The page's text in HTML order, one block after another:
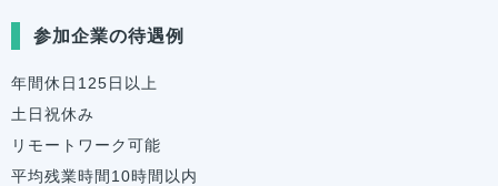
参加企業の待遇例
年間休日125日以上
土日祝休み
リモートワーク可能
平均残業時間10時間以内